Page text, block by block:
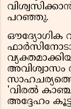
പറഞ്ഞു.
ഔദ്യോഗിക
'വിരൽ
അദ്ദേഹം